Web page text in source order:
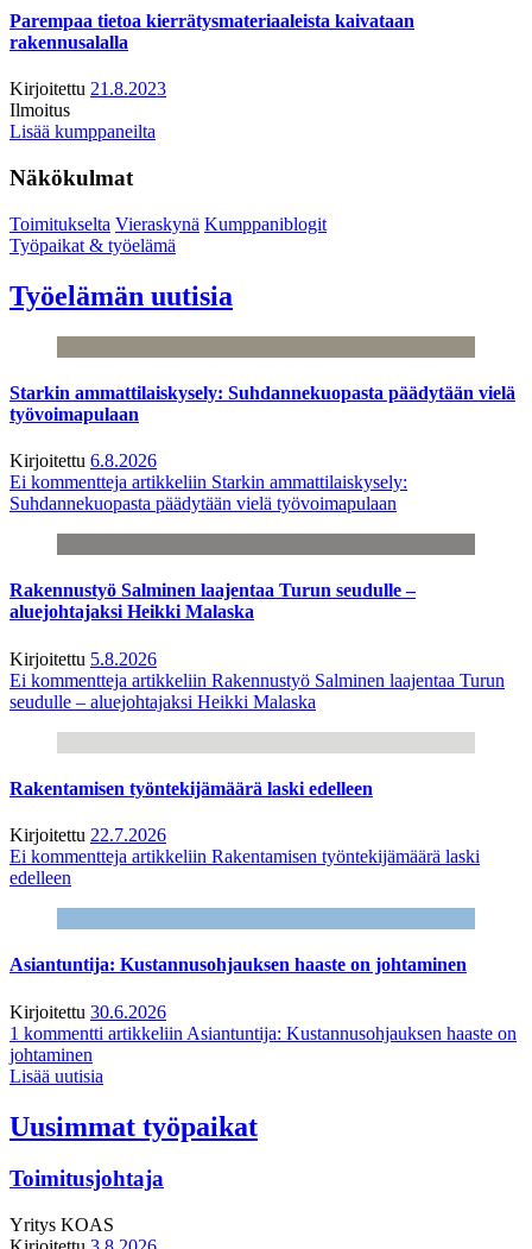
Parempaa tietoa kierrätysmateriaaleista kaivataan
rakennusalalla
Kirjoitettu 21.8.2023
Ilmoitus
Lisää kumppaneilta
Näkökulmat
Toimitukselta Vieraskynä Kumppaniblogit
Työpaikat & työelämä
Työelämän uutisia
Starkin ammattilaiskysely: Suhdannekuopasta päädytään vielä
työvoimapulaan
Kirjoitettu 6.8.2026
Ei kommentteja artikkeliin Starkin ammattilaiskysely:
Suhdannekuopasta päädytään vielä työvoimapulaan
Rakennustyö Salminen laajentaa Turun seudulle –
aluejohtajaksi Heikki Malaska
Kirjoitettu 5.8.2026
Ei kommentteja artikkeliin Rakennustyö Salminen laajentaa Turun
seudulle – aluejohtajaksi Heikki Malaska
Rakentamisen työntekijämäärä laski edelleen
Kirjoitettu 22.7.2026
Ei kommentteja artikkeliin Rakentamisen työntekijämäärä laski
edelleen
Asiantuntija: Kustannusohjauksen haaste on johtaminen
Kirjoitettu 30.6.2026
1 kommentti artikkeliin Asiantuntija: Kustannusohjauksen haaste on
johtaminen
Lisää uutisia
Uusimmat työpaikat
Toimitusjohtaja
Yritys KOAS